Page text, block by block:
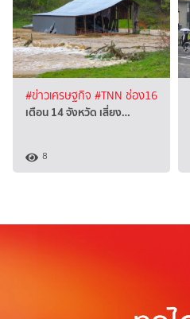
#ข่าวเศรษฐกิจ #TNN ช่อง16
เตือน 14 จังหวัด เสี่ยง…
8